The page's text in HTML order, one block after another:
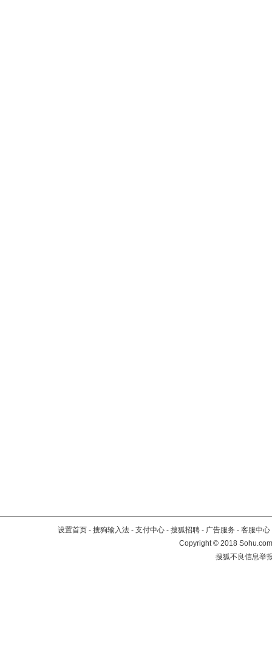
设置首页 - 搜狗输入法 - 支付中心 - 搜狐招聘 - 广告服务 - 客服中心
Copyright©2018
搜狐不良信息举